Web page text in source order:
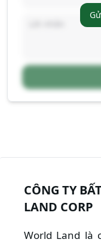
CÔNG TY
LAND CORP
World Land là